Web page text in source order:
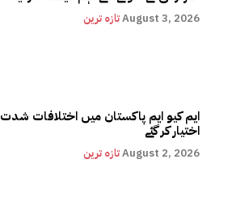
تازہ ترینAugust 3, 2026
ایم کیو ایم پاکستان میں اختلافات شدت
اختیار کر گئے
تازہ ترینAugust 2, 2026